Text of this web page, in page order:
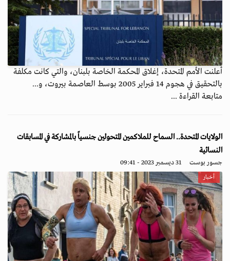
أعلنت الأمم المتحدة، إغلاق المحكمة الخاصة بلبنان، والتي كانت مكلفة
بالتحقيق في هجوم 14 فبراير 2005 بوسط العاصمة بيروت، و...
متابعة القراءة ...
الولايات المتحدة.. السماح للملاكمين المتحولين جنسياً بالمشاركة في المسابقات
النسائية
جسور بوست 31 ديسمبر 2023 - 09:41
أخبار